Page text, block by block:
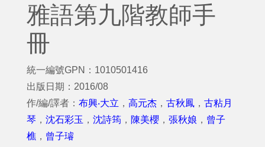
雅語第九階教師手
冊
統一編號GPN：1010501416
出版日期：2016/08
作/編/譯者： 布興‧大立 ， 高元杰 ， 古秋鳳 ， 古粘月
琴 ， 沈石彩玉 ， 沈詩筠 ， 陳美櫻 ， 張秋娘 ， 曾子
樵 ， 曾子璿